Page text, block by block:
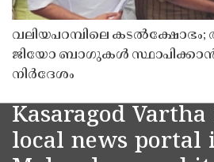
വലിയപറമ്പിലെ കടൽക്ഷോഭം;
ജിയോ ബാഗുകൾ സ്ഥാപിക്കാൻ
നിർദേശം
Kasaragod
local news portal